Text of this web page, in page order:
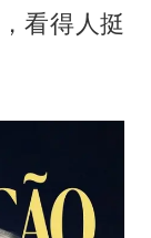
看得人挺